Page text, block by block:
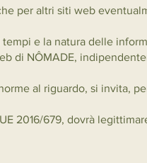
per altri siti web
e la natura delle
di NÔMADE,
al riguardo, si invita,
2016/679, dovrà